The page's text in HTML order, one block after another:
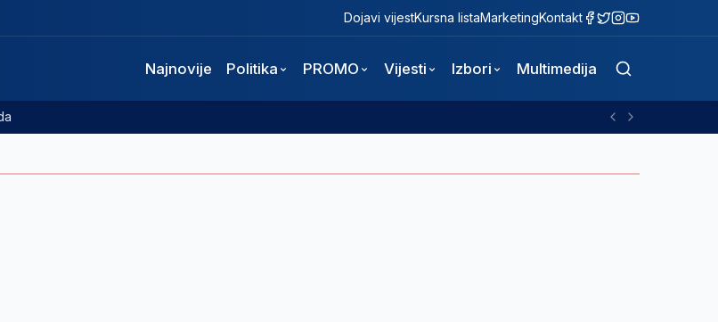
Dojavi vijestKursna listaMarketingKontakt
Najnovije Politika PROMO Vijesti Izbori Multimedija